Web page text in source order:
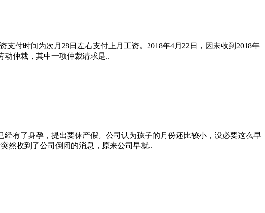
付时间为次月28日左右支付上月工资。2018年4月22日，因未收到2018年
动仲裁，其中一项仲裁请求是..
有了身孕，提出要休产假。公司认为孩子的月份还比较小，没必要这么早
然收到了公司倒闭的消息，原来公司早就..